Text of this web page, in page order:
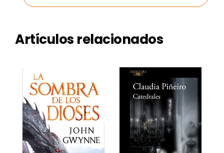
Artículos relacionados